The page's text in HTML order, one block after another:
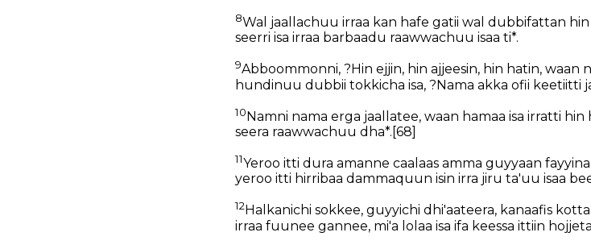
8Wal jaallachuu irraa kan hafe gatii wal dubbifattan
seerri isa irraa barbaadu raawwachuu isaa ti*.
9Abboommonni, ?Hin ejjin, hin ajjeesin, hin hatin, waan
hundinuu dubbii tokkicha isa, ?Nama akka ofii
10Namni nama erga jaallatee, waan hamaa isa irratti
seera raawwachuu dha*. [68]
11Yeroo itti dura amanne caalaas amma guyyaan
yeroo itti hirribaa dammaquun isin irra jiru ta'uu isaa
12Halkanichi sokkee, guyyichi dhi'aateera, kanaafis
irraa fuunee gannee, mi'a lolaa isa ifa keessa ittiin